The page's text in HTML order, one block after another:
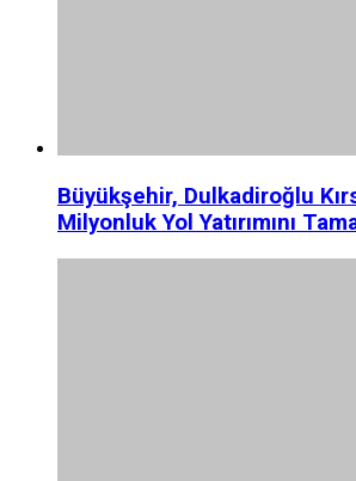
Büyükşehir, Dulkadiroğlu
Milyonluk Yol Yatırımını